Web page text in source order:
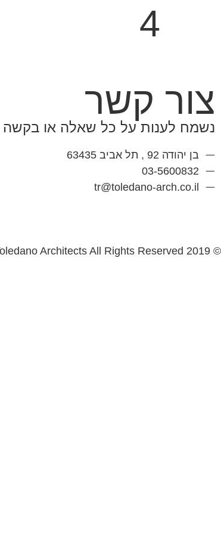
4
צור קשר
נשמח לענות על כל שאלה או בקשה
בן יהודה 92 , תל אביב 63435
03-5600832
tr@toledano-arch.co.il
© 2019 Toledano Architects All Rights Reserved